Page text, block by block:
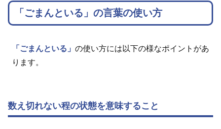
「ごまんといる」の言葉の使い方
「ごまんといる」 の使い方には以下の様なポイントがあ
ります。
数え切れない程の状態を意味すること